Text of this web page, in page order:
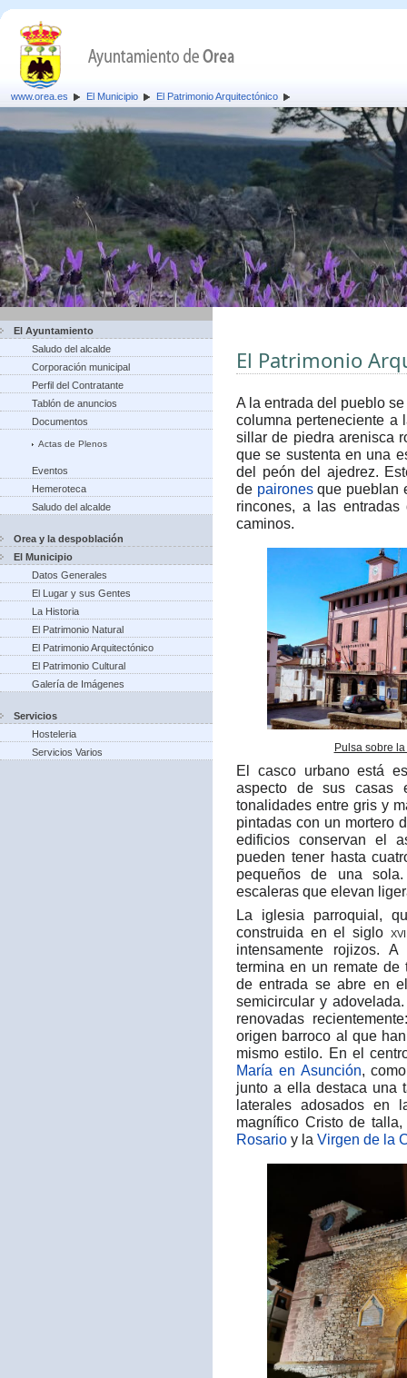
www.orea.es El Municipio El Patrimonio Arquitectónico
El Ayuntamiento
Saludo del alcalde
Corporación municipal
Perfil del Contratante
Tablón de anuncios
Documentos
Actas de Plenos
Eventos
Hemeroteca
Saludo del alcalde
Orea y la despoblación
El Municipio
Datos Generales
El Lugar y sus Gentes
La Historia
El Patrimonio Natural
El Patrimonio Arquitectónico
El Patrimonio Cultural
Galería de Imágenes
Servicios
Hosteleria
Servicios Varios
El Patrimonio
A la entrada del pueblo
columna perteneciente a
sillar de piedra arenisca
que se sustenta en una
del peón del ajedrez.​
de paironesque pueblan
rincones, a las
caminos.
Pulsa sobre
El casco urbano está
aspecto de sus casas
tonalidades entre gris y
pintadas con un mortero
edificios conservan el
pueden tener hasta
pequeños de una
escaleras que elevan
La iglesia parroquial,
construida en el siglo
intensamente rojizos.
termina en un remate de
de entrada se abre en
semicircular y
renovadas
origen barroco al que
mismo estilo. En el
María en Asunción,
junto a ella destaca una
laterales adosados en
magnífico Cristo de
Rosario y la Virgen de la